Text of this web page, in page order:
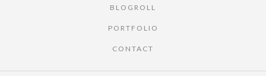
BLOGROLL
PORTFOLIO
CONTACT